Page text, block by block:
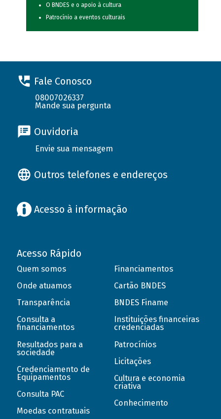
O BNDES e o apoio à cultura
Patrocínio a eventos culturais
Fale Conosco
08007026337
Mande sua pergunta
Ouvidoria
Envie sua mensagem
Outros telefones e endereços
Acesso à informação
Acesso Rápido
Quem somos
Onde atuamos
Transparência
Consulta a
financiamentos
Resultados para a
sociedade
Credenciamento de
Equipamentos
Consulta PAC
Moedas contratuais
Financiamentos
Cartão BNDES
BNDES Finame
Instituições financeiras
credenciadas
Patrocínios
Licitações
Cultura e economia
criativa
Conhecimento